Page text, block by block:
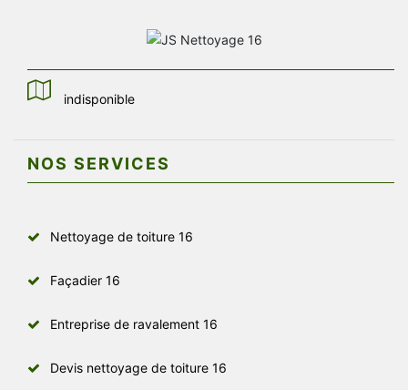
indisponible
NOS SERVICES
Nettoyage de toiture 16
Façadier 16
Entreprise de ravalement 16
Devis nettoyage de toiture 16